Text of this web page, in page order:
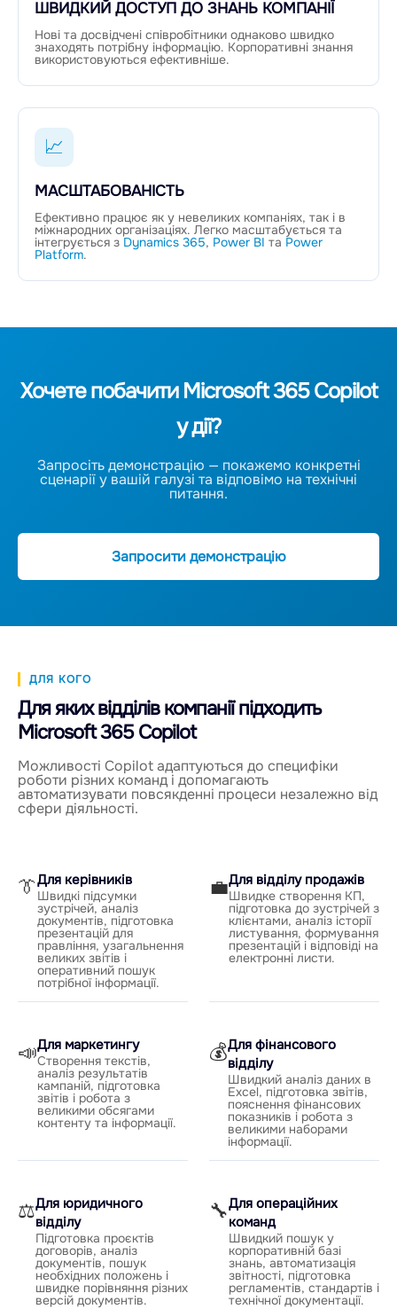
ШВИДКИЙ ДОСТУП ДО ЗНАНЬ КОМПАНІЇ
Нові та досвідчені співробітники однаково швидко
знаходять потрібну інформацію. Корпоративні знання
використовуються ефективніше.
📈
МАСШТАБОВАНІСТЬ
Ефективно працює як у невеликих компаніях, так і в
міжнародних організаціях. Легко масштабується та
інтегрується з Dynamics 365, Power BI та Power
Platform.
Хочете побачити Microsoft 365 Copilot
у дії?
Запросіть демонстрацію — покажемо конкретні
сценарії у вашій галузі та відповімо на технічні
питання.
Запросити демонстрацію
ДЛЯ КОГО
Для яких відділів компанії підходить
Microsoft 365 Copilot
Можливості Copilot адаптуються до специфіки
роботи різних команд і допомагають
автоматизувати повсякденні процеси незалежно від
сфери діяльності.
👔Для керівників
Швидкі підсумки
зустрічей, аналіз
документів, підготовка
презентацій для
правління, узагальнення
великих звітів і
оперативний пошук
потрібної інформації.
💼Для відділу продажів
Швидке створення КП,
підготовка до зустрічей з
клієнтами, аналіз історії
листування, формування
презентацій і відповіді на
електронні листи.
📣Для маркетингу
Створення текстів,
аналіз результатів
кампаній, підготовка
звітів і робота з
великими обсягами
контенту та інформації.
💰Для фінансового
відділу
Швидкий аналіз даних в
Excel, підготовка звітів,
пояснення фінансових
показників і робота з
великими наборами
інформації.
⚖Для юридичного
відділу
Підготовка проєктів
договорів, аналіз
документів, пошук
необхідних положень і
швидке порівняння різних
версій документів.
🔧Для операційних
команд
Швидкий пошук у
корпоративній базі
знань, автоматизація
звітності, підготовка
регламентів, стандартів і
технічної документації.